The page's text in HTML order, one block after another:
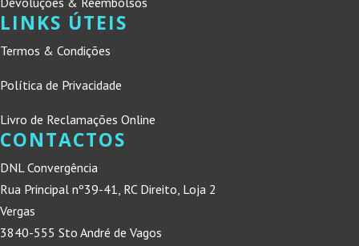
LINKS ÚTEIS
Termos & Condições
Política de Privacidade
Livro de Reclamações Online
CONTACTOS
DNL Convergência
Rua Principal nº39-41, RC Direito, Loja 2
Vergas
3840-555 Sto André de Vagos